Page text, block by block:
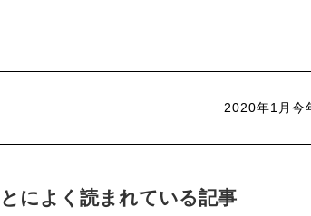
2020年1月今
によく読まれている記事